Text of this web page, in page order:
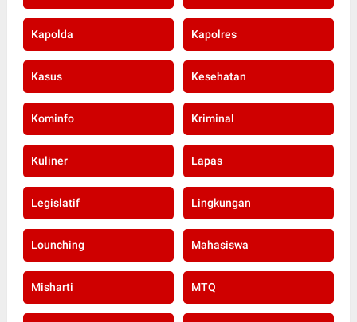
Kapolda Kapolres
Kasus Kesehatan
Kominfo Kriminal
Kuliner Lapas
Legislatif Lingkungan
Lounching Mahasiswa
Misharti MTQ